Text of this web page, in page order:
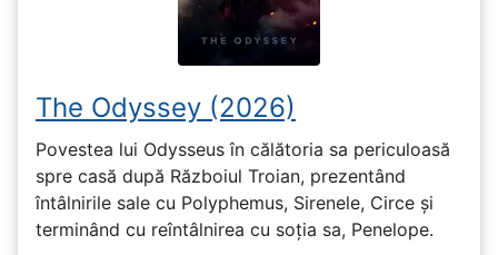
The Odyssey (2026)
Povestea lui Odysseus în călătoria sa periculoasă
spre casă după Războiul Troian, prezentând
întâlnirile sale cu Polyphemus, Sirenele, Circe și
terminând cu reîntâlnirea cu soția sa, Penelope.